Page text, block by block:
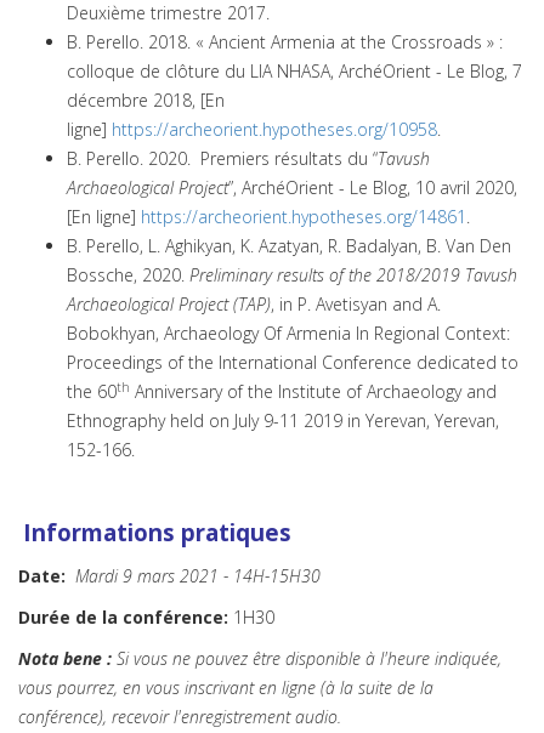
Deuxième trimestre 2017.
B. Perello. 2018. « Ancient Armenia at the Crossroads » :
colloque de clôture du LIA NHASA, ArchéOrient - Le Blog, 7
décembre 2018, [En
ligne] https://archeorient.hypotheses.org/10958.
B. Perello. 2020. Premiers résultats du “Tavush
Archaeological Project”, ArchéOrient - Le Blog, 10 avril 2020,
[En ligne] https://archeorient.hypotheses.org/14861 .
B. Perello, L. Aghikyan, K. Azatyan, R. Badalyan, B. Van Den
Bossche, 2020. Preliminary results of the 2018/2019 Tavush
Archaeological Project (TAP), in P. Avetisyan and A.
Bobokhyan, Archaeology Of Armenia In Regional Context:
Proceedings of the International Conference dedicated to
the 60th Anniversary of the Institute of Archaeology and
Ethnography held on July 9-11 2019 in Yerevan, Yerevan,
152-166.
Informations pratiques
Date: Mardi 9 mars 2021 - 14H-15H30
Durée de la conférence: 1H30
Nota bene : Si vous ne pouvez être disponible à l'heure indiquée,
vous pourrez, en vous inscrivant en ligne (à la suite de la
conférence), recevoir l'enregistrement audio.